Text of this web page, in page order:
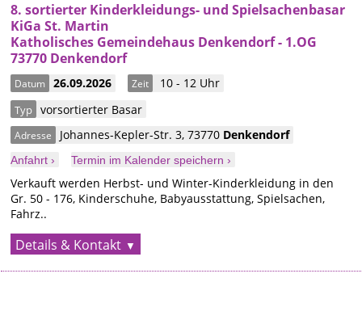
8. sortierter Kinderkleidungs- und Spielsachenbasar
KiGa St. Martin
Katholisches Gemeindehaus Denkendorf - 1.OG
73770 Denkendorf
Datum 26.09.2026 Zeit 10 - 12 Uhr
Typ vorsortierter Basar
Adresse Johannes-Kepler-Str. 3,73770 Denkendorf
Anfahrt › Termin im Kalender speichern ›
Verkauft werden Herbst- und Winter-Kinderkleidung in den
Gr. 50 - 176, Kinderschuhe, Babyausstattung, Spielsachen,
Fahrz..
Details & Kontakt